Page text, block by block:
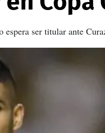
ser titular ante